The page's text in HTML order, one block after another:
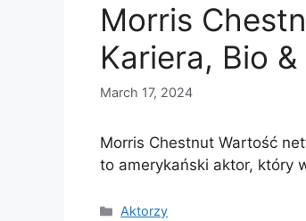
Morris
Kariera, Bio
March 17, 2024
Morris Chestnut Wartość
to amerykański aktor, który
Categories
Aktorzy